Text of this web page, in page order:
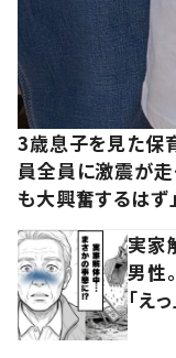
3歳息子を見た保
員全員に激震が走
も大興奮するはず」
実家
男性
「えっ